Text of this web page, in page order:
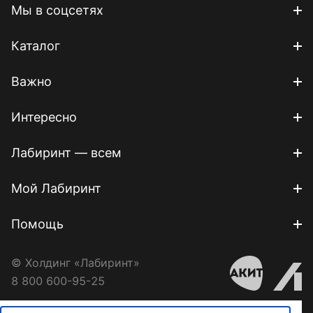
Мы в соцсетях
Каталог
Важно
Интересно
Лабиринт — всем
Мой Лабиринт
Помощь
© Холдинг «Лабиринт»
8 800 600-95-25